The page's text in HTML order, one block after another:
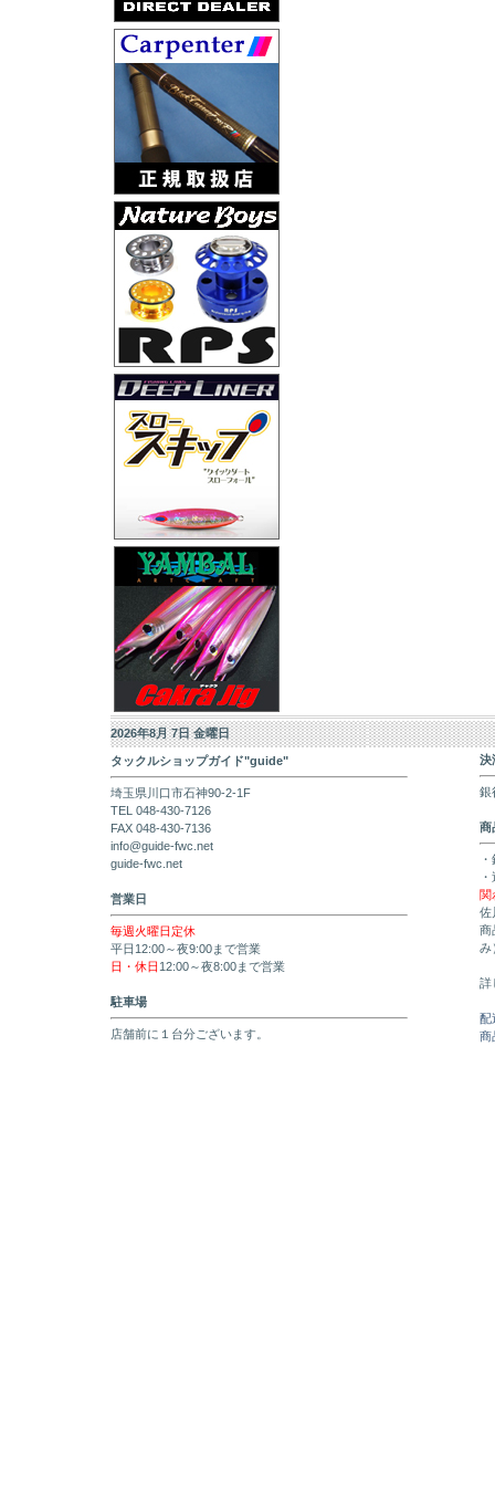
2026年8月 7日 金曜日
タックルショップガイド"guide"
埼玉県川口市石神90-2-1F
TEL 048-430-7126
FAX 048-430-7136
info@guide-fwc.net
guide-fwc.net
営業日
毎週火曜日定休
平日12:00～夜9:00まで営業
日・休日 12:00～夜8:00まで営業
駐車場
店舗前に１台分ございます。
決
銀
商
関
佐
商
み
詳
配
商